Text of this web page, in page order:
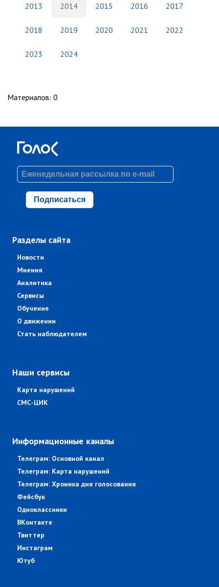
2013 2014 2015 2016 2017
2018 2019 2020 2021 2022
2023 2024
Материалов: 0
Подписаться
Разделы сайта
Новости
Мнения
Аналитика
Сервисы
Обучение
О движении
Стать наблюдателем
Наши сервисы
Карта нарушений
СМС-ЦИК
Информационные каналы
Телеграм: Основной канал
Телеграм: Карта нарушений
Телеграм: Хроника дня голосования
Фейсбук
Одноклассники
ВКонтакте
Твиттер
Инстаграм
Ютуб